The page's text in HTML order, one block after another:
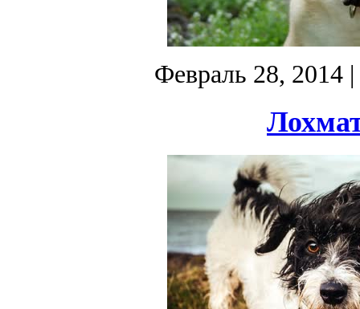
Февраль 28, 2014